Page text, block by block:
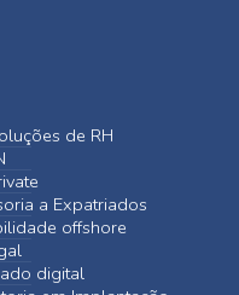
de RH
a Expatriados
offshore
digital